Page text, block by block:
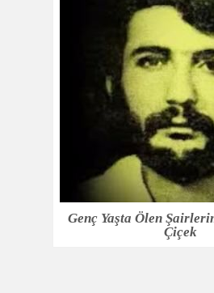
Genç Yaşta Ölen
Çiçek